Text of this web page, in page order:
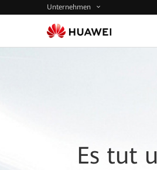
Unternehmen
Es tut